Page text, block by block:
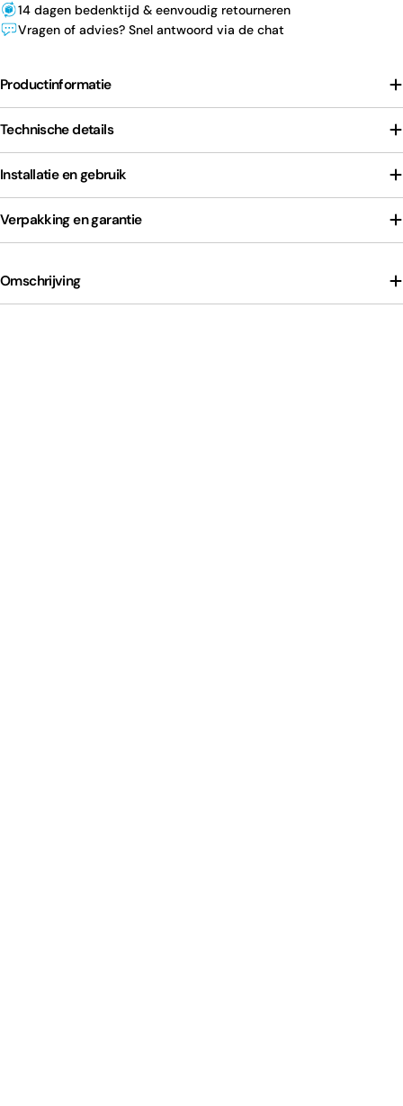
14 dagen bedenktijd & eenvoudig retourneren
Vragen of advies? Snel antwoord via de chat
Productinformatie
Technische details
Installatie en gebruik
Verpakking en garantie
Omschrijving